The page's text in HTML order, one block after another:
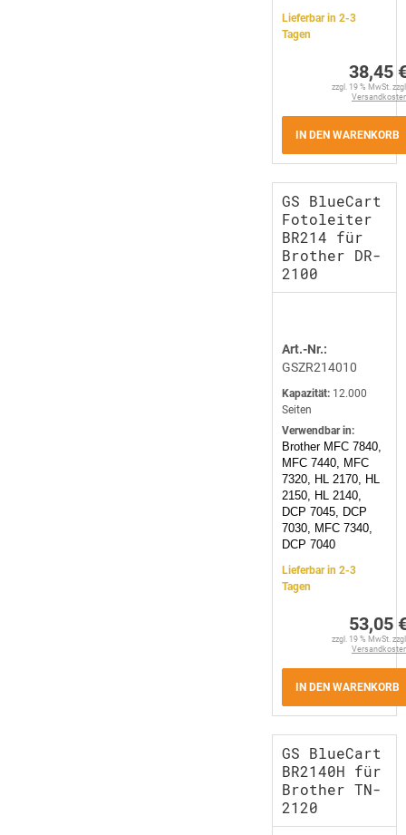
Lieferbar in 2-3
Tagen
38,45
zzgl. 19 % MwSt.
IN DEN WARENKORB
GS BlueCart
Fotoleiter
BR214 für
Brother DR-
2100
Art.-Nr.:
GSZR214010
Kapazität: 12.000
Seiten
Verwendbar in:
Brother MFC 7840,
MFC 7440, MFC
7320, HL 2170, HL
2150, HL 2140,
DCP 7045, DCP
7030, MFC 7340,
DCP 7040
Lieferbar in 2-3
Tagen
53,05
zzgl. 19 % MwSt.
IN DEN WARENKORB
GS BlueCart
BR2140H für
Brother TN-
2120